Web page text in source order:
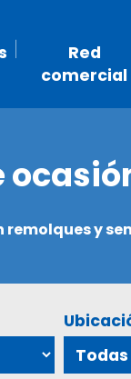
Red
comercial
y